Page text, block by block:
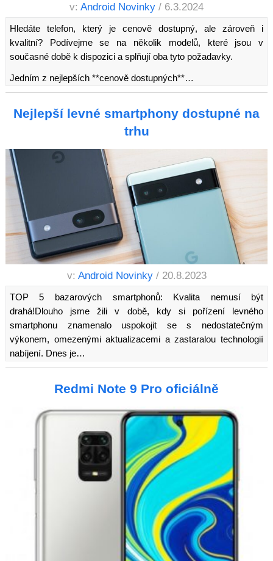
v: Android Novinky / 6.3.2024
Hledáte telefon, který je cenově dostupný, ale zároveň i
kvalitní? Podívejme se na několik modelů, které jsou v
současné době k dispozici a splňují oba tyto požadavky.
Jedním z nejlepších **cenově dostupných**…
Nejlepší levné smartphony dostupné na
trhu
v: Android Novinky / 20.8.2023
TOP 5 bazarových smartphonů: Kvalita nemusí být
drahá!Dlouho jsme žili v době, kdy si pořízení levného
smartphonu znamenalo uspokojit se s nedostatečným
výkonem, omezenými aktualizacemi a zastaralou technologií
nabíjení. Dnes je…
Redmi Note 9 Pro oficiálně